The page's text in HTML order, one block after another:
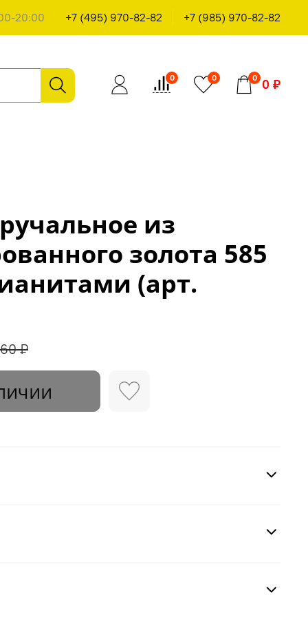
20:00 +7 (495) 970-82-82 +7 (985) 970-82-82
0 0 0 0 ₽
из
золота 585
(арт.
₽